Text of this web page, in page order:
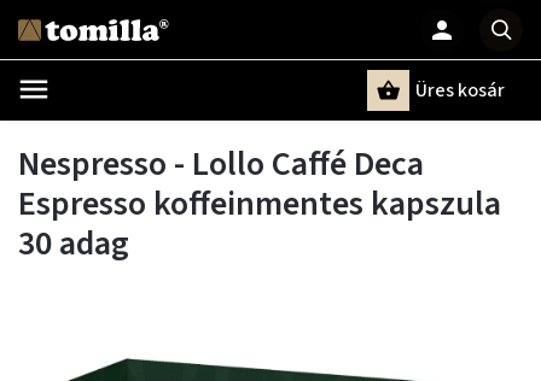
Üres kosár
Nespresso - Lollo Caffé Deca
Espresso koffeinmentes kapszula
30 adag